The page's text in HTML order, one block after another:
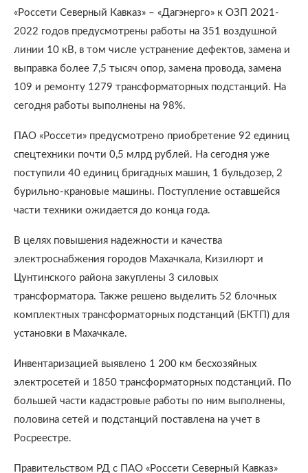
«Россети Северный Кавказ» – «Дагэнерго» к ОЗП 2021-
2022 годов предусмотрены работы на 351 воздушной
линии 10 кВ, в том числе устранение дефектов, замена и
выправка более 7,5 тысяч опор, замена провода, замена
109 и ремонту 1279 трансформаторных подстанций. На
сегодня работы выполнены на 98%.
ПАО «Россети» предусмотрено приобретение 92 единиц
спецтехники почти 0,5 млрд рублей. На сегодня уже
поступили 40 единиц бригадных машин, 1 бульдозер, 2
бурильно-крановые машины. Поступление оставшейся
части техники ожидается до конца года.
В целях повышения надежности и качества
электроснабжения городов Махачкала, Кизилюрт и
Цунтинского района закуплены 3 силовых
трансформатора. Также решено выделить 52 блочных
комплектных трансформаторных подстанций (БКТП) для
установки в Махачкале.
Инвентаризацией выявлено 1 200 км бесхозяйных
электросетей и 1850 трансформаторных подстанций. По
большей части кадастровые работы по ним выполнены,
половина сетей и подстанций поставлена на учет в
Росреестре.
Правительством РД с ПАО «Россети Северный Кавказ»